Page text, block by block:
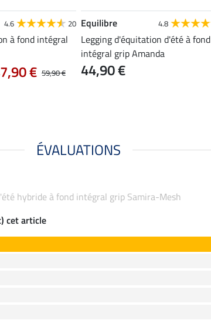
4.6 20
à fond intégral
59,90 €
€
Equilibre 4.8
Legging d'équitation d'été à fond
intégral grip Amanda
44,90 €
ÉVALUATIONS
hybride à fond intégral grip Samira-Mesh
cet article